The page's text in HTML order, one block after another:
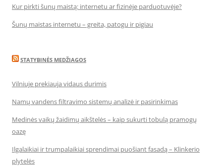
Kur pirkti šunų maistą: internetu ar fizinėje parduotuvėje?
Šunų maistas internetu – greita, patogu ir pigiau
STATYBINĖS MEDŽIAGOS
Vilniuje prekiauja vidaus durimis
Namų vandens filtravimo sistemų analizė ir pasirinkimas
Medinės vaikų žaidimų aikštelės – kaip sukurti tobulą pramogų
oazę
Ilgalaikiai ir trumpalaikiai sprendimai puošiant fasadą – Klinkerio
plytelės